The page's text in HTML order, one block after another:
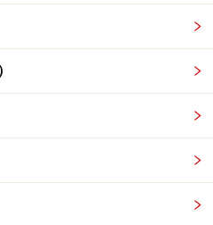
ます。）
、とっさにどういったらよ
お待ちください。」という
保留にするのも一つです。